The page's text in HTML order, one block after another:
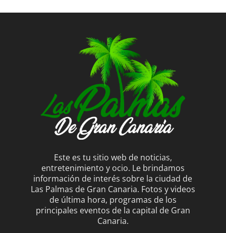
Este es tu sitio web de noticias,
entretenimiento y ocio. Le brindamos
información de interés sobre la ciudad de
Las Palmas de Gran Canaria. Fotos y videos
de última hora, programas de los
principales eventos de la capital de Gran
Canaria.